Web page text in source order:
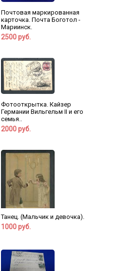
Почтовая маркированная
карточка. Почта Боготол -
Мариинск.
2500 руб.
Фотооткрытка. Кайзер
Германии Вильгельм II и его
семья..
2000 руб.
Танец. (Мальчик и девочка).
1000 руб.